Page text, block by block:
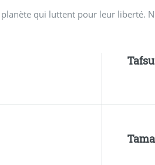
planète qui luttent pour leur liberté.